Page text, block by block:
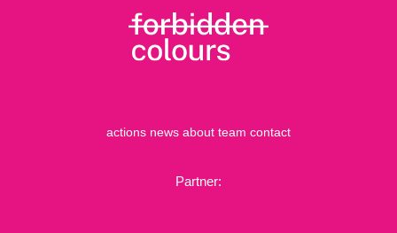
actions news about team contact
Partner: